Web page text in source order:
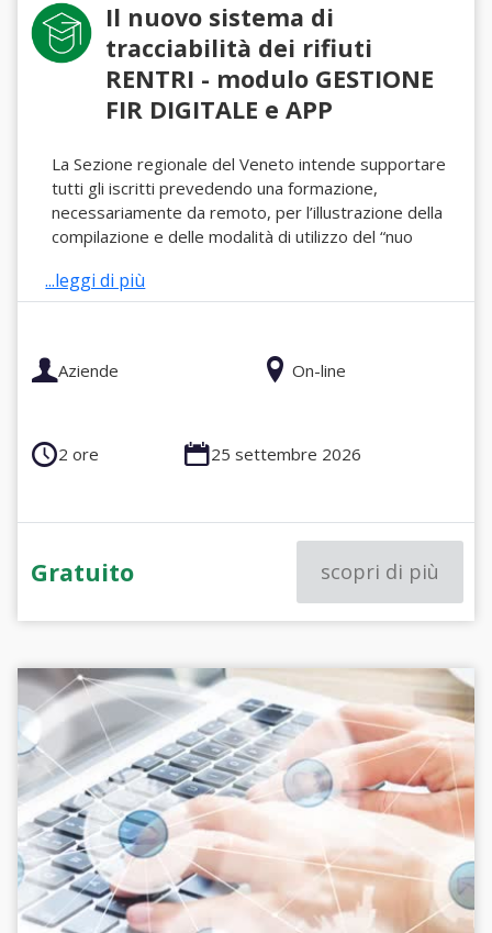
Il nuovo sistema di
tracciabilità dei rifiuti
RENTRI - modulo GESTIONE
FIR DIGITALE e APP
La Sezione regionale del Veneto intende supportare
tutti gli iscritti prevedendo una formazione,
necessariamente da remoto, per l’illustrazione della
compilazione e delle modalità di utilizzo del “nuo
...leggi di più
Aziende On-line
2 ore 25 settembre 2026
Gratuito scopri di più